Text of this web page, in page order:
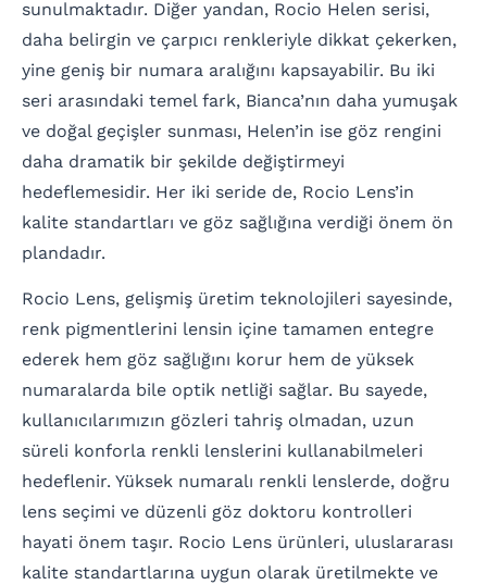
sunulmaktadır. Diğer yandan, Rocio Helen serisi,
daha belirgin ve çarpıcı renkleriyle dikkat çekerken,
yine geniş bir numara aralığını kapsayabilir. Bu iki
seri arasındaki temel fark, Bianca’nın daha yumuşak
ve doğal geçişler sunması, Helen’in ise göz rengini
daha dramatik bir şekilde değiştirmeyi
hedeflemesidir. Her iki seride de, Rocio Lens’in
kalite standartları ve göz sağlığına verdiği önem ön
plandadır.
Rocio Lens, gelişmiş üretim teknolojileri sayesinde,
renk pigmentlerini lensin içine tamamen entegre
ederek hem göz sağlığını korur hem de yüksek
numaralarda bile optik netliği sağlar. Bu sayede,
kullanıcılarımızın gözleri tahriş olmadan, uzun
süreli konforla renkli lenslerini kullanabilmeleri
hedeflenir. Yüksek numaralı renkli lenslerde, doğru
lens seçimi ve düzenli göz doktoru kontrolleri
hayati önem taşır. Rocio Lens ürünleri, uluslararası
kalite standartlarına uygun olarak üretilmekte ve